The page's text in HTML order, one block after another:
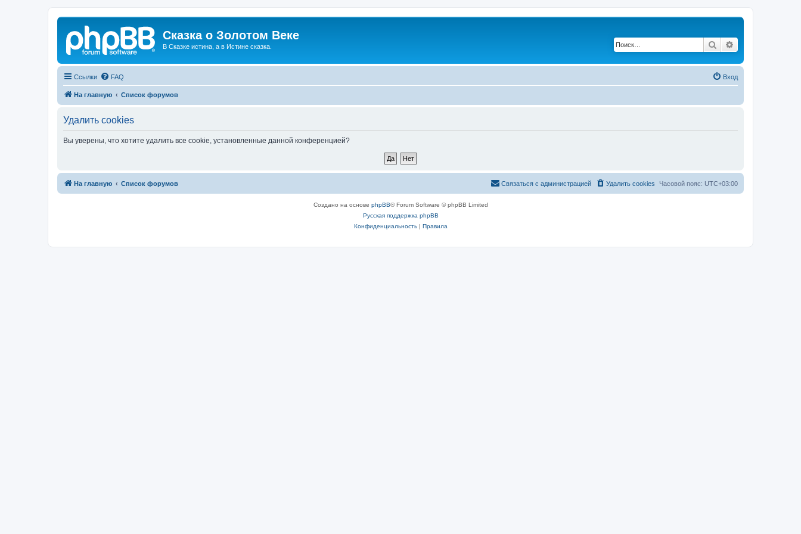
Сказка о Золотом Веке
В Сказке истина, а в Истине сказка. Поиск
Ссылки FAQ Вход
На главную Список форумов
Удалить cookies
Вы уверены, что хотите удалить все cookie, установленные данной конференцией?
На главную Список форумов Часовой пояс: UTC+03:00
Удалить cookies
Связаться с администрацией
Создано на основе phpBB® Forum Software © phpBB Limited
Русская поддержка phpBB
Конфиденциальность| Правила